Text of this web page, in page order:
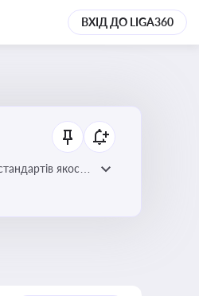
ВХІД ДО LIGA360
якості